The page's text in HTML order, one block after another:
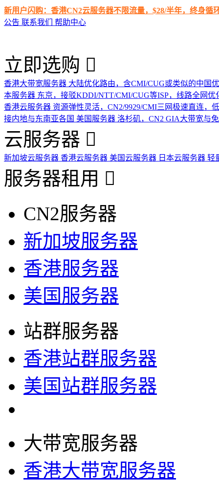
新用户闪购：香港CN2云服务器不限流量，$28/半年，终身循
公告 联系我们 帮助中心
立即选购
香港大带宽服务器 大陆优化路由，含CMI/CUG或类似的中国
本服务器 东京，接驳KDDI/NTT/CMI/CUG等ISP，线路全网优
香港云服务器 资源弹性灵活，CN2/9929/CMI三网极速直连，
接内地与东南亚各国 美国服务器 洛杉矶，CN2 GIA大带宽与
云服务器
新加坡云服务器 香港云服务器 美国云服务器 日本云服务器 轻
服务器租用
CN2服务器
新加坡服务器
香港服务器
美国服务器
站群服务器
香港站群服务器
美国站群服务器
大带宽服务器
香港大带宽服务器